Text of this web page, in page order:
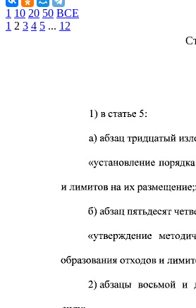
1 10 20 50 ВСЕ
1 2 3 4 5 ... 12